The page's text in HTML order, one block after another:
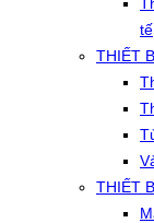
tế
THIẾT
THIẾT